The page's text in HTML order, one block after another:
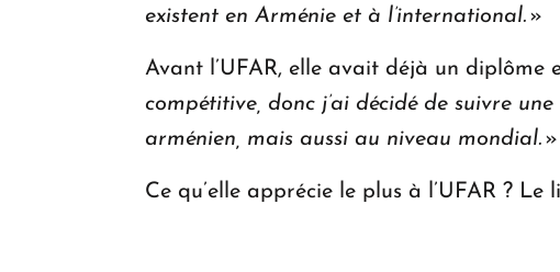
existent en Arménie et à l’international. »
Avant l’UFAR, elle avait déjà un diplôme
compétitive, donc j’ai décidé de suivre
arménien, mais aussi au niveau mondial. »
Ce qu’elle apprécie le plus à l’UFAR ?